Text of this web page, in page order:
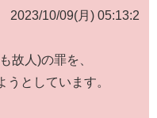
2023/10/09(月) 05:13:2
故人)の罪を、
うとしています。